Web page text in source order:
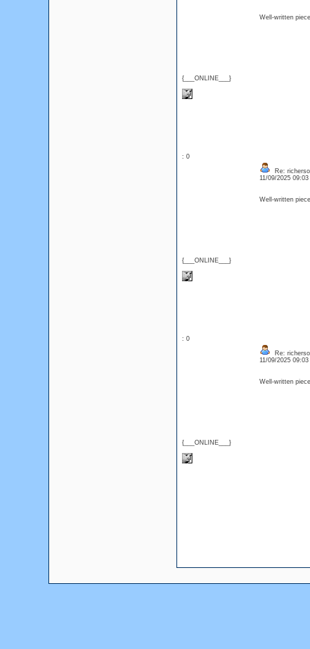
{___ONLINE___}
Well-written
: 0
{___ONLINE___}
Re:
11/09/2025
Well-written
: 0
{___ONLINE___}
Re:
11/09/2025
Well-written